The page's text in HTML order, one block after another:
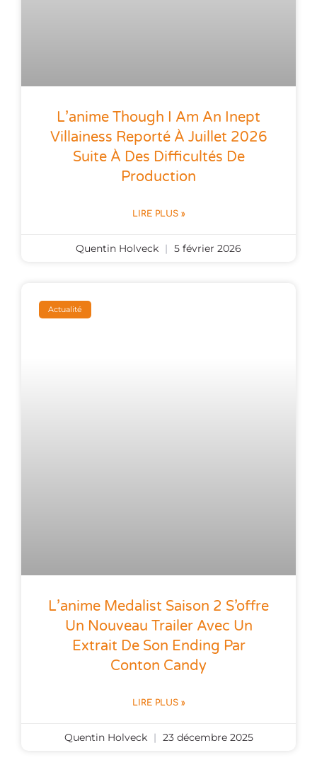
L’anime Though I Am An Inept
Villainess Reporté À Juillet 2026
Suite À Des Difficultés De
Production
LIRE PLUS »
Quentin Holveck 5 février 2026
Actualité
L’anime Medalist Saison 2 S’offre
Un Nouveau Trailer Avec Un
Extrait De Son Ending Par
Conton Candy
LIRE PLUS »
Quentin Holveck 23 décembre 2025